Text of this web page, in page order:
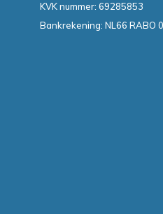
KVK nummer: 69285853
Bankrekening: NL66 RABO